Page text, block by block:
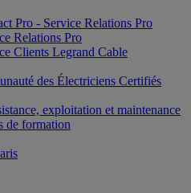
Pro - Service Relations Pro
Relations Pro
Clients Legrand Cable
des Électriciens Certifiés
exploitation et maintenance
de formation